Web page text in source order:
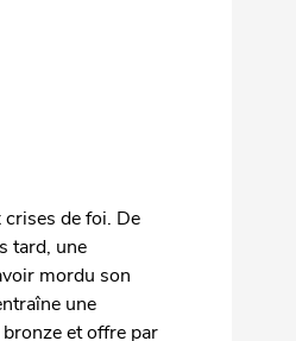
de foi. De
tard, une
mordu son
une
et offre par